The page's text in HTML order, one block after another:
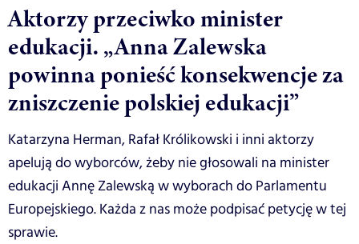
Aktorzy przeciwko minister
edukacji. „Anna Zalewska
powinna ponieść konsekwencje za
zniszczenie polskiej edukacji”
Katarzyna Herman, Rafał Królikowski i inni aktorzy
apelują do wyborców, żeby nie głosowali na minister
edukacji Annę Zalewską w wyborach do Parlamentu
Europejskiego. Każda z nas może podpisać petycję w tej
sprawie.